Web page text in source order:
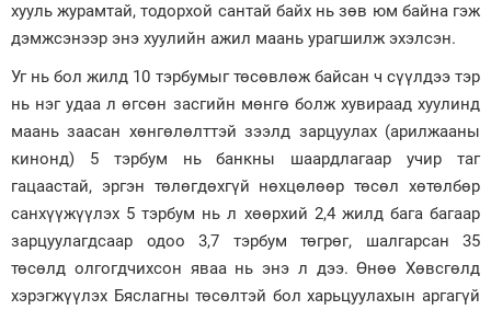
хууль журамтай, тодорхой сантай байх нь зөв юм байна гэж
дэмжсэнээр энэ хуулийн ажил маань урагшилж эхэлсэн.
Уг нь бол жилд 10 тэрбумыг төсөвлөж байсан ч сүүлдээ тэр
нь нэг удаа л өгсөн засгийн мөнгө болж хувираад хуулинд
маань заасан хөнгөлөлттэй зээлд зарцуулах (арилжааны
кинонд) 5 тэрбум нь банкны шаардлагаар учир таг
гацаастай, эргэн төлөгдөхгүй нөхцөлөөр төсөл хөтөлбөр
санхүүжүүлэх 5 тэрбум нь л хөөрхий 2,4 жилд бага багаар
зарцуулагдсаар одоо 3,7 тэрбум төгрөг, шалгарсан 35
төсөлд олгогдчихсон яваа нь энэ л дээ. Өнөө Хөвсгөлд
хэрэгжүүлэх Бяслагны төсөлтэй бол харьцуулахын аргагүй